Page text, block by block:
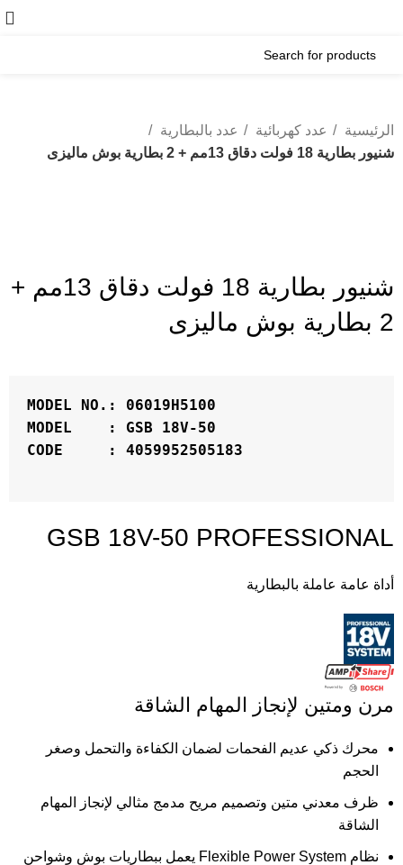
الرئيسية عدد كهربائية
عدد بالبطارية
شنيور بطارية 18 فولت دقاق 13مم + 2 بطارية بوش ماليزى
شنيور بطارية 18 فولت دقاق 13مم +
2 بطارية بوش ماليزى
MODEL NO.: 06019H5100
MODEL    : GSB 18V-50
CODE     : 4059952505183
GSB 18V-50 PROFESSIONAL
أداة عامة عاملة بالبطارية
مرن ومتين لإنجاز المهام الشاقة
محرك ذكي عديم الفحمات لضمان الكفاءة والتحمل وصغر
الحجم
ظرف معدني متين وتصميم مريح مدمج مثالي لإنجاز المهام
الشاقة
نظام Flexible Power System يعمل ببطاريات بوش وشواحن